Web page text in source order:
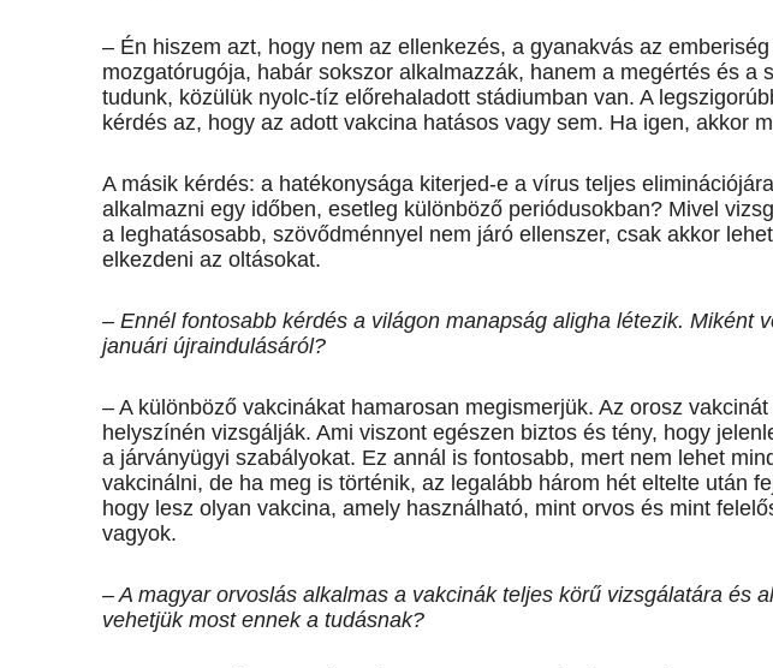
– Én hiszem azt, hogy nem az ellenkezés, a gyanakvás az
mozgatórugója, habár sokszor alkalmazzák, hanem a megértés és a
tudunk, közülük nyolc-tíz előrehaladott stádiumban van. A
kérdés az, hogy az adott vakcina hatásos vagy sem. Ha igen, akkor
A másik kérdés: a hatékonysága kiterjed-e a vírus teljes
alkalmazni egy időben, esetleg különböző periódusokban? Mivel
a leghatásosabb, szövődménnyel nem járó ellenszer, csak akkor
elkezdeni az oltásokat.
– Ennél fontosabb kérdés a világon manapság aligha létezik. Miként
januári újraindulásáról?
– A különböző vakcinákat hamarosan megismerjük. Az orosz
helyszínén vizsgálják. Ami viszont egészen biztos és tény, hogy
a járványügyi szabályokat. Ez annál is fontosabb, mert nem lehet
vakcinálni, de ha meg is történik, az legalább három hét eltelte után
hogy lesz olyan vakcina, amely használható, mint orvos és mint
vagyok.
– A magyar orvoslás alkalmas a vakcinák teljes körű vizsgálatára és
vehetjük most ennek a tudásnak?